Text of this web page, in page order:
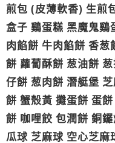
煎包 (皮薄軟香) 生煎
盒子 鷄蛋糕 黑魔鬼鷄
肉餡餅 牛肉餡餅 香
餅 蘿蔔酥餅 葱油餅
仔餅 葱肉餅 潛艇堡
餅 蟹殼黃 攤蛋餅 蛋
餅 咖哩餃 包潤餅 銅
瓜球 芝麻球 空心芝